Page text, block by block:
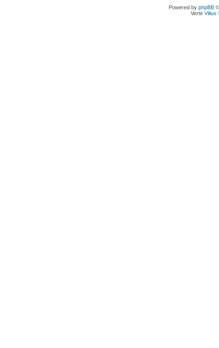
Powered by phpBB
Vertė Vilius